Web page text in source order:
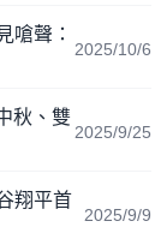
嗆聲：
2025/10/6
秋、雙
2025/9/25
翔平首
2025/9/9